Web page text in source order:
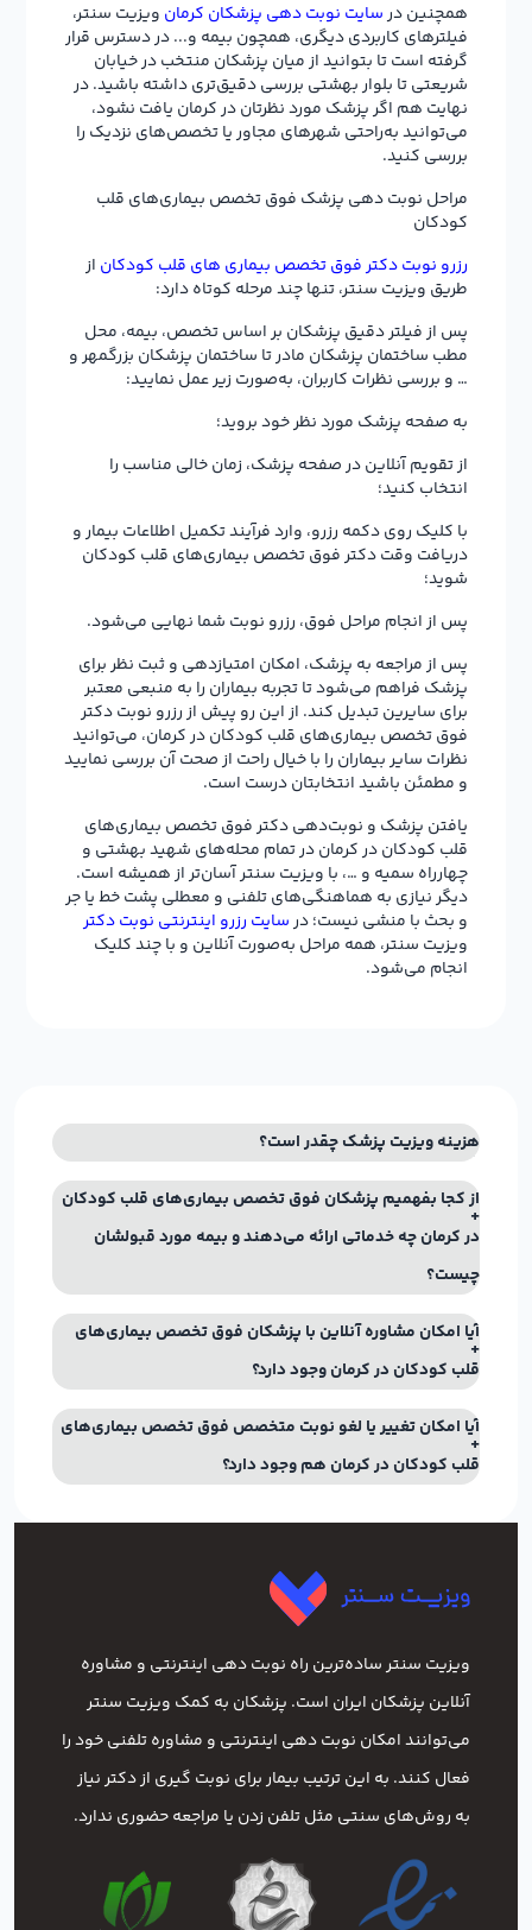
همچنین درسایت نوبت دهی پزشکان کرمان ویزیت سنتر،
فیلترهای کاربردی دیگری، همچون بیمه و... در دسترس قرار
گرفته است تا بتوانید از میان پزشکان منتخب در خیابان
شریعتی تا بلوار بهشتی بررسی دقیق‌تری داشته باشید. در
نهایت هم اگر پزشک مورد نظرتان در کرمان یافت نشود،
می‌توانید به‌راحتی شهرهای مجاور یا تخصص‌های نزدیک را
بررسی کنید.
مراحل نوبت دهی پزشک فوق تخصص بیماری‌های قلب
کودکان
رزرو نوبت دکتر فوق تخصص بیماری های قلب کودکان از
طریق ویزیت سنتر، تنها چند مرحله کوتاه دارد:
پس از فیلتر دقیق پزشکان بر اساس تخصص، بیمه، محل
مطب ساختمان پزشکان مادر تا ساختمان پزشکان بزرگمهر و
… و بررسی نظرات کاربران، به‌صورت زیر عمل نمایید:
به صفحه پزشک مورد نظر خود بروید؛
از تقویم آنلاین در صفحه پزشک، زمان خالی مناسب را
انتخاب کنید؛
با کلیک روی دکمه رزرو، وارد فرآیند تکمیل اطلاعات بیمار و
دریافت وقت دکتر فوق تخصص بیماری‌های قلب کودکان
شوید؛
پس از انجام مراحل فوق، رزرو نوبت شما نهایی می‌شود.
پس از مراجعه به پزشک، امکان امتیازدهی و ثبت نظر برای
پزشک فراهم می‌شود تا تجربه بیماران را به منبعی معتبر
برای سایرین تبدیل کند. از این رو پیش از رزرو نوبت دکتر
فوق تخصص بیماری‌های قلب کودکان در کرمان، می‌توانید
نظرات سایر بیماران را با خیال راحت از صحت آن بررسی نمایید
و مطمئن باشید انتخابتان درست است.
یافتن پزشک و نوبت‌دهی دکتر فوق تخصص بیماری‌های
قلب کودکان در کرمان در تمام محله‌های شهید بهشتی و
چهارراه سمیه و …، با ویزیت سنتر آسان‌تر از همیشه است.
دیگر نیازی به هماهنگی‌های تلفنی و معطلی پشت خط یا جر
و بحث با منشی نیست؛ درسایت رزرو اینترنتی نوبت دکتر
ویزیت سنتر، همه مراحل به‌صورت آنلاین و با چند کلیک
انجام می‌شود.
هزینه ویزیت پزشک چقدر است؟
از کجا بفهمیم پزشکان فوق تخصص بیماری‌های قلب کودکان
در کرمان چه خدماتی ارائه می‌دهند و بیمه مورد قبولشان
چیست؟
آیا امکان مشاوره آنلاین با پزشکان فوق تخصص بیماری‌های
قلب کودکان در کرمان وجود دارد؟
آیا امکان تغییر یا لغو نوبت متخصص فوق تخصص بیماری‌های
قلب کودکان در کرمان هم وجود دارد؟
ویزیت سنتر ساده‌ترین راه نوبت‌ دهی اینترنتی و مشاوره
آنلاین پزشکان ایران است. پزشکان به کمک ویزیت سنتر
می‌توانند امکان نوبت دهی اینترنتی و مشاوره تلفنی خود را
فعال کنند. به این ترتیب بیمار برای نوبت گیری از دکتر نیاز
به روش‌های سنتی مثل تلفن زدن یا مراجعه حضوری ندارد.